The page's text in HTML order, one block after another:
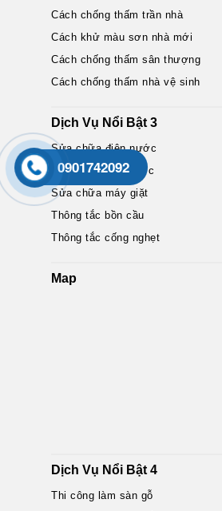
Cách chống thấm trần nhà
Cách khử màu sơn nhà mới
Cách chống thấm sân thượng
Cách chống thấm nhà vệ sinh
Dịch Vụ Nổi Bật 3
Sửa chữa điện nước
Sửa máy bơm nước
Sửa chữa máy giặt
Thông tắc bồn cầu
Thông tắc cống nghẹt
Map
Dịch Vụ Nổi Bật 4
Thi công làm sàn gỗ
0901742092